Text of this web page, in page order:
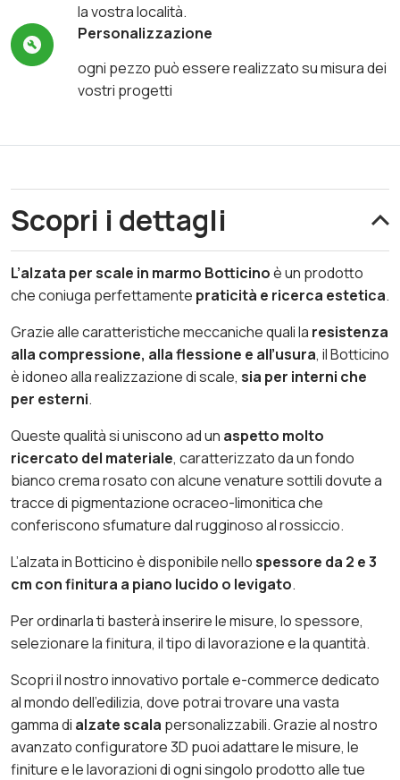
la vostra località.
Personalizzazione
ogni pezzo può essere realizzato su misura dei
vostri progetti
Scopri i dettagli
L’alzata per scale in marmo Botticinoè un prodotto
che coniuga perfettamente praticità e ricerca estetica.
Grazie alle caratteristiche meccaniche quali la resistenza
alla compressione, alla flessione e all’usura, il Botticino
è idoneo alla realizzazione di scale, sia per interni che
per esterni.
Queste qualità si uniscono ad un aspetto molto
ricercato del materiale, caratterizzato da un fondo
bianco crema rosato con alcune venature sottili dovute a
tracce di pigmentazione ocraceo-limonitica che
conferiscono sfumature dal rugginoso al rossiccio.
L’alzatain Botticino è disponibile nellospessore da 2 e 3
cm con finitura a piano lucido o levigato.
Per ordinarla ti basterà inserire le misure, lo spessore,
selezionare la finitura, il tipo di lavorazione e la quantità.
Scopri il nostro innovativo portale e-commerce dedicato
al mondo dell’edilizia, dove potrai trovare una vasta
gamma di alzate scala personalizzabili. Grazie al nostro
avanzato configuratore 3D puoi adattare le misure, le
finiture e le lavorazioni di ogni singolo prodotto alle tue